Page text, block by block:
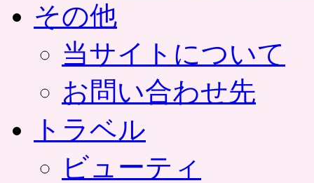
その他
当サイトについて
お問い合わせ先
トラベル
ビューティ